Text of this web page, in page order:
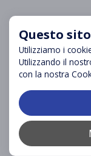
Questo
Utilizziamo i
Utilizzando il
con la nostra